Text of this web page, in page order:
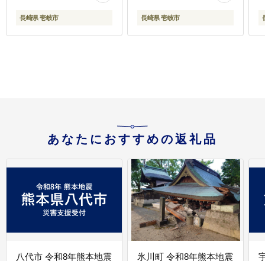
長崎県 壱岐市
11000 11000円 [JEP008]
長崎県 壱岐市
あなたにおすすめの返礼品
八代市 令和8年熊本地震
氷川町 令和8年熊本地震